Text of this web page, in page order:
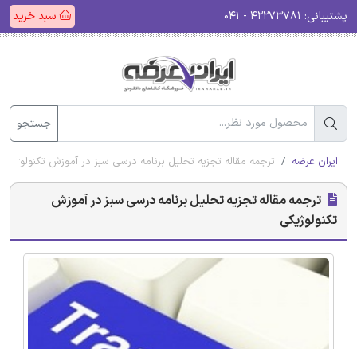
پشتیبانی: سبد خرید
جستجو
ایران عرضه ترجمه مقاله تجزیه تحلیل برنامه درسی سبز در آموزش
ترجمه مقاله تجزیه تحلیل برنامه درسی سبز در آموزش
تکنولوژیکی